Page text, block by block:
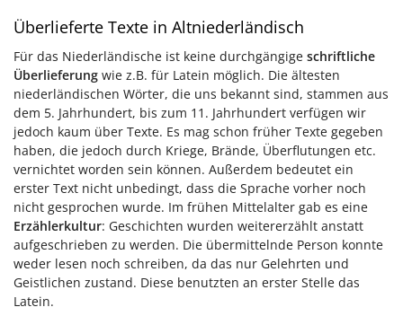
Überlieferte Texte in Altniederländisch
Für das Niederländische ist keine durchgängige schriftliche
Überlieferung wie z.B. für Latein möglich. Die ältesten
niederländischen Wörter, die uns bekannt sind, stammen aus
dem 5. Jahrhundert, bis zum 11. Jahrhundert verfügen wir
jedoch kaum über Texte. Es mag schon früher Texte gegeben
haben, die jedoch durch Kriege, Brände, Überflutungen etc.
vernichtet worden sein können. Außerdem bedeutet ein
erster Text nicht unbedingt, dass die Sprache vorher noch
nicht gesprochen wurde. Im frühen Mittelalter gab es eine
Erzählerkultur: Geschichten wurden weitererzählt anstatt
aufgeschrieben zu werden. Die übermittelnde Person konnte
weder lesen noch schreiben, da das nur Gelehrten und
Geistlichen zustand. Diese benutzten an erster Stelle das
Latein.